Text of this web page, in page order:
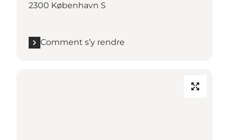
2300 København S
Comment s’y rendre